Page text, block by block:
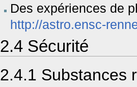
Des expériences de
http://astro.ensc-
2.4Sécurité
2.4.1 Substances